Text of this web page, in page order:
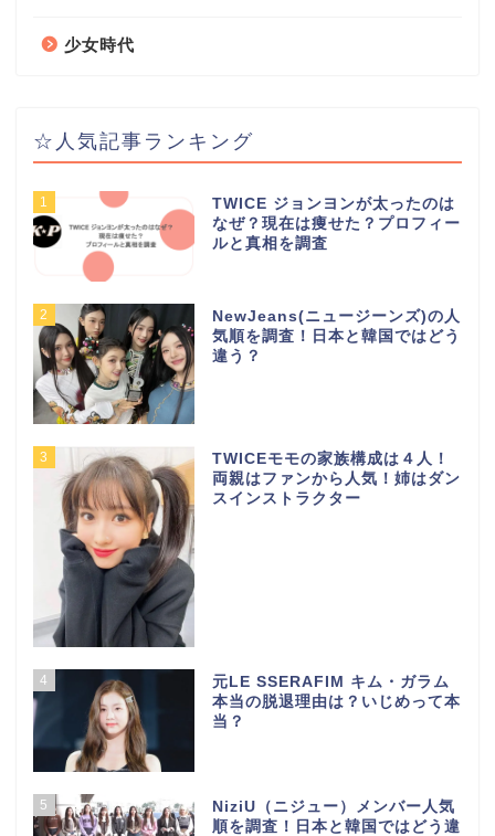
少女時代
☆人気記事ランキング
1
TWICE ジョンヨンが太ったのは
なぜ？現在は痩せた？プロフィー
ルと真相を調査
2
NewJeans(ニュージーンズ)の人
気順を調査！日本と韓国ではどう
違う？
3
TWICEモモの家族構成は４人！
両親はファンから人気！姉はダン
スインストラクター
4
元LE SSERAFIM キム・ガラム
本当の脱退理由は？いじめって本
当？
5
NiziU（ニジュー）メンバー人気
順を調査！日本と韓国ではどう違